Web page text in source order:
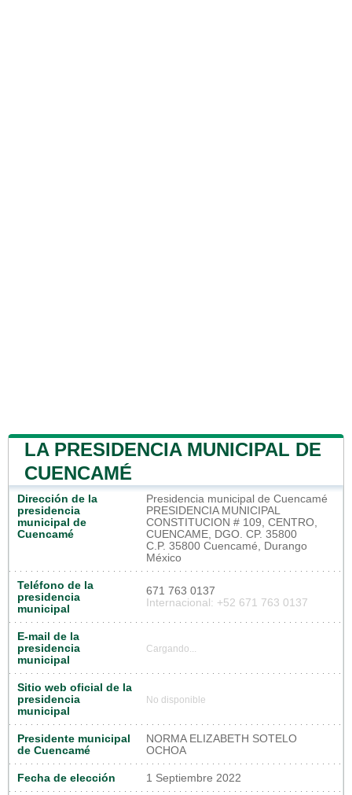
LA PRESIDENCIA MUNICIPAL DE
CUENCAMÉ
Dirección de la
presidencia
municipal de
Cuencamé
Presidencia municipal de Cuencamé
PRESIDENCIA MUNICIPAL
CONSTITUCION # 109, CENTRO,
CUENCAME, DGO. CP. 35800
C.P. 35800 Cuencamé, Durango
México
Teléfono de la
presidencia
municipal
671 763 0137
Internacional: +52 671 763 0137
E-mail de la
presidencia
municipal
Cargando...
Sitio web oficial de la
presidencia
municipal
No disponible
Presidente municipal
de Cuencamé
NORMA ELIZABETH SOTELO
OCHOA
Fecha de elección 1 Septiembre 2022